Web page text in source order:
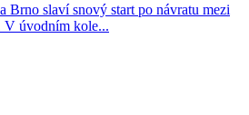
slaví snový start po návratu mezi
V úvodním kole...